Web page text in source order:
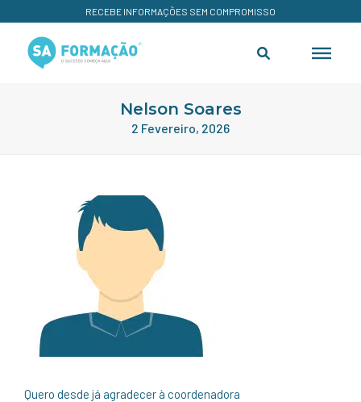
RECEBE INFORMAÇÕES SEM COMPROMISSO
Nelson Soares
2 Fevereiro, 2026
Quero desde já agradecer à coordenadora